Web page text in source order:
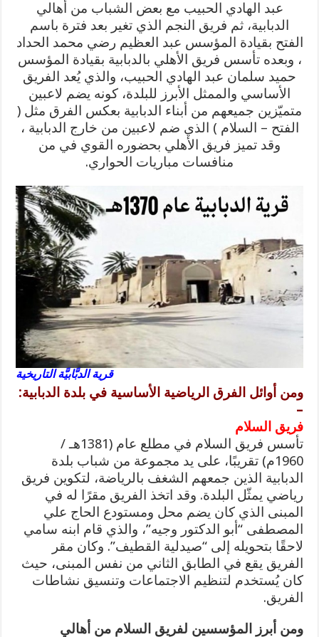
عبد الهادي الحبيب مع بعض الشباب من أهالي
الدبابية، ثم فريق النجم الذي تغير بعد فترة باسم
الفتح بقيادة المؤسس عبد العظيم رضي محمد الحداد
، وبعده تأسس فريق الأهلي بالدبابية بقيادة المؤسس
حميد سلمان عبد الهادي الحبيب، والذي يُعد الفريق
الأساسي والممثل الأبرز للبلدة، كونه يضم لاعبين
متميّزين جميعهم من أبناء الدبابية بعكس الفرق مثل (
الفتح – السلام ) الذي ضم لاعبين من خارج الدبابية ،
وقد تميز فريق الأهلي بحضوره القوي في من
منافسات مباريات الحواري.
قرية الدبَّابيَّة التاريخية
ومن أوائل الفرق الرياضية الأساسية في بلدة الدبابية:
–
فريق السلام
تأسس فريق السلام في مطلع عام (1381هـ /
1960م) تقريبًا، على يد مجموعة من شباب بلدة
الدبابية الذين جمعهم الشغف بالرياضة، لتكوين فريق
رياضي يمثّل البلدة. وقد اتخذ الفريق مقرًا له في
المبنى الذي كان يضم محل ومستودع الحاج علي
المصطفى “أبو الدكتور وجيه”، والذي قام ابنه سامي
لاحقًا بتحويله إلى “صيدلية القطيف”. وكان مقر
الفريق يقع في الطابق الثاني من نفس المبنى، حيث
كان يُستخدم لتنظيم الاجتماعات وتنسيق نشاطات
الفريق.
ومن أبرز المؤسسين لفريق السلام من أهالي